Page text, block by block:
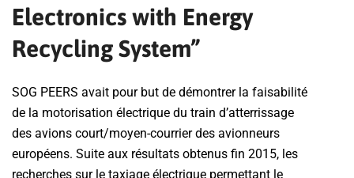
Electronics with Energy
Recycling System”
SOG PEERS avait pour but de démontrer la faisabilité
de la motorisation électrique du train d’atterrissage
des avions court/moyen-courrier des avionneurs
européens. Suite aux résultats obtenus fin 2015, les
recherches sur le taxiage électrique permettant le